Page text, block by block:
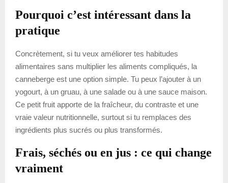
Pourquoi c’est intéressant dans la
pratique
Concrètement, si tu veux améliorer tes habitudes
alimentaires sans multiplier les aliments compliqués, la
canneberge est une option simple. Tu peux l’ajouter à un
yogourt, à un gruau, à une salade ou à une sauce maison.
Ce petit fruit apporte de la fraîcheur, du contraste et une
vraie valeur nutritionnelle, surtout si tu remplaces des
ingrédients plus sucrés ou plus transformés.
Frais, séchés ou en jus : ce qui change
vraiment